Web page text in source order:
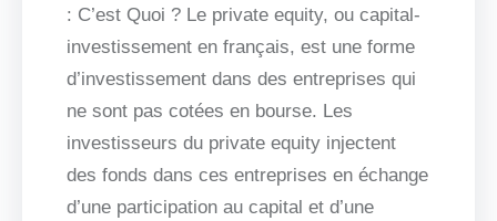
: C’est Quoi ? Le private equity, ou capital-
investissement en français, est une forme
d’investissement dans des entreprises qui
ne sont pas cotées en bourse. Les
investisseurs du private equity injectent
des fonds dans ces entreprises en échange
d’une participation au capital et d’une